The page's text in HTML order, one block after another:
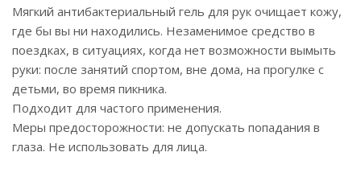
Мягкий антибактериальный гель для рук очищает кожу,
где бы вы ни находились. Незаменимое средство в
поездках, в ситуациях, когда нет возможности вымыть
руки: после занятий спортом, вне дома, на прогулке с
детьми, во время пикника.
Подходит для частого применения.
Меры предосторожности: не допускать попадания в
глаза. Не использовать для лица.